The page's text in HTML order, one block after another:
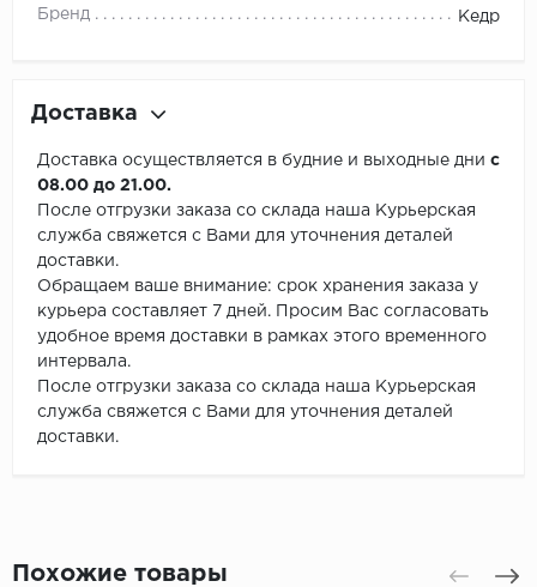
Бренд Кедр
Доставка
Доставка осуществляется в будние и выходные дни с
08.00 до 21.00.
После отгрузки заказа со склада наша Курьерская
служба свяжется с Вами для уточнения деталей
доставки.
Обращаем ваше внимание: срок хранения заказа у
курьера составляет 7 дней. Просим Вас согласовать
удобное время доставки в рамках этого временного
интервала.
После отгрузки заказа со склада наша Курьерская
служба свяжется с Вами для уточнения деталей
доставки.
Похожие товары